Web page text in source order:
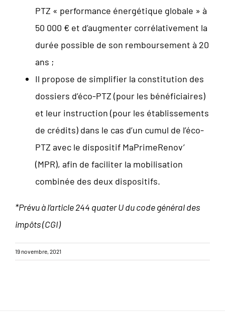
PTZ « performance énergétique globale » à
50 000 € et d’augmenter corrélativement la
durée possible de son remboursement à 20
ans ;
Il propose de simplifier la constitution des
dossiers d’éco-PTZ (pour les bénéficiaires)
et leur instruction (pour les établissements
de crédits) dans le cas d’un cumul de l’éco-
PTZ avec le dispositif MaPrimeRenov’
(MPR), afin de faciliter la mobilisation
combinée des deux dispositifs.
*Prévu à l’article 244 quater U du code général des
impôts (CGI)
19 novembre, 2021